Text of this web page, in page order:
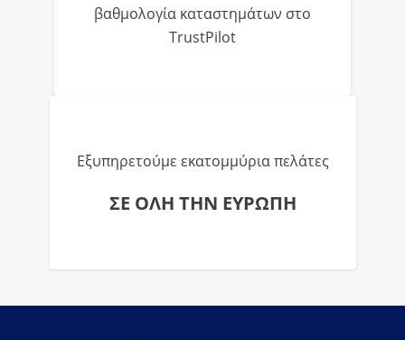
βαθμολογία καταστημάτων στο
TrustPilot
Εξυπηρετούμε εκατομμύρια πελάτες
ΣΕ ΟΛΗ ΤΗΝ ΕΥΡΩΠΗ